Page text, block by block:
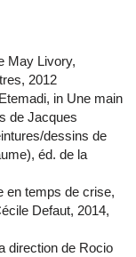
May Livory,
2012
in Une main
de Jacques
dessins de
éd. de la
en temps de crise,
Defaut, 2014,
direction de Rocio